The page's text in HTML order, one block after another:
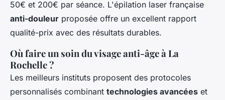
50€ et 200€ par séance. L'épilation laser française
anti-douleur proposée offre un excellent rapport
qualité-prix avec des résultats durables.
Où faire un soin du visage anti-âge à La
Rochelle ?
Les meilleurs instituts proposent des protocoles
personnalisés combinant technologies avancées et